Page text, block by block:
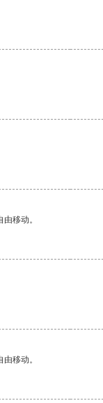
移动。
移动。